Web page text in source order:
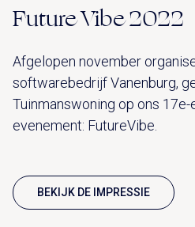
Future Vibe 2022
Afgelopen november
softwarebedrijf Vanenburg,
Tuinmanswoning op ons
evenement: FutureVibe.
BEKIJK DE IMPRESSIE